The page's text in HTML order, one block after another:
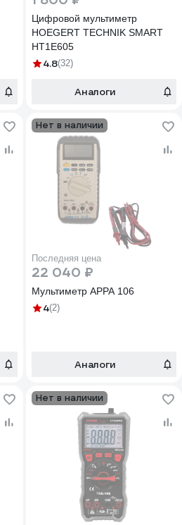
Цифровой мультиметр
HOEGERT TECHNIK SMART
HT1E605
4.8(32)
Аналоги
Нет в наличии
Последняя цена
22 040 ₽
Мультиметр APPA 106
4(2)
Аналоги
Нет в наличии